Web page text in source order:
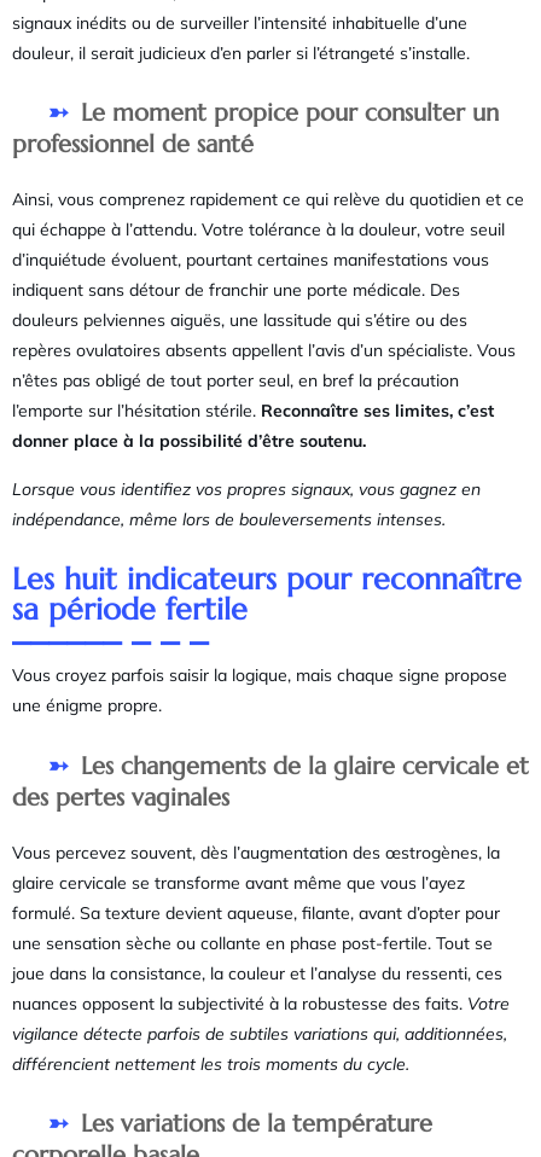
signaux inédits ou de surveiller l’intensité inhabituelle d’une
douleur, il serait judicieux d’en parler si l’étrangeté s’installe.
Le moment propice pour consulter un
professionnel de santé
Ainsi, vous comprenez rapidement ce qui relève du quotidien et ce
qui échappe à l’attendu. Votre tolérance à la douleur, votre seuil
d’inquiétude évoluent, pourtant certaines manifestations vous
indiquent sans détour de franchir une porte médicale. Des
douleurs pelviennes aiguës, une lassitude qui s’étire ou des
repères ovulatoires absents appellent l’avis d’un spécialiste. Vous
n’êtes pas obligé de tout porter seul, en bref la précaution
l’emporte sur l’hésitation stérile. Reconnaître ses limites, c’est
donner place à la possibilité d’être soutenu.
Lorsque vous identifiez vos propres signaux, vous gagnez en
indépendance, même lors de bouleversements intenses.
Les huit indicateurs pour reconnaître
sa période fertile
Vous croyez parfois saisir la logique, mais chaque signe propose
une énigme propre.
Les changements de la glaire cervicale et
des pertes vaginales
Vous percevez souvent, dès l’augmentation des œstrogènes, la
glaire cervicale se transforme avant même que vous l’ayez
formulé. Sa texture devient aqueuse, filante, avant d’opter pour
une sensation sèche ou collante en phase post-fertile. Tout se
joue dans la consistance, la couleur et l’analyse du ressenti, ces
nuances opposent la subjectivité à la robustesse des faits. Votre
vigilance détecte parfois de subtiles variations qui, additionnées,
différencient nettement les trois moments du cycle.
Les variations de la température